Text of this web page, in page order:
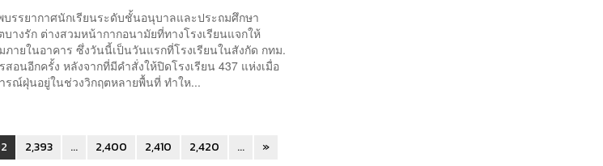
รรยากาศนักเรียนระดับชั้นอนุบาลและประถมศึกษา
างรัก ต่างสวมหน้ากากอนามัยที่ทางโรงเรียนแจกให้
ายในอาคาร ซึ่งวันนี้เป็นวันแรกที่โรงเรียนในสังกัด กทม.
สอนอีกครั้ง หลังจากที่มีคำสั่งให้ปิดโรงเรียน 437 แห่งเมื่อ
รณ์ฝุ่นอยู่ในช่วงวิกฤตหลายพื้นที่ ทำให...
2,393 ... 2,400 2,410 2,420 ...
»